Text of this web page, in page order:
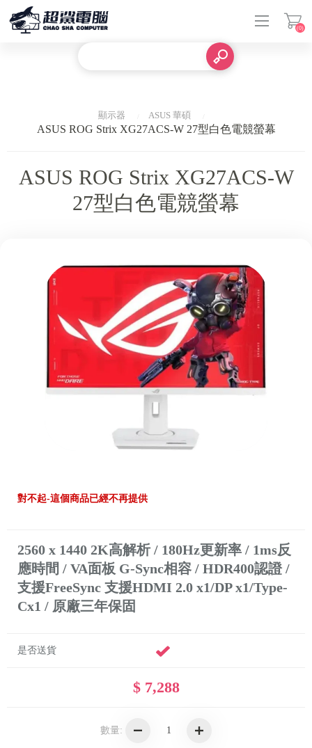
(0)
顯示器 ASUS 華碩
ASUS ROG Strix XG27ACS-W 27型白色電競螢幕
ASUS ROG Strix XG27ACS-W
27型白色電競螢幕
對不起-這個商品已經不再提供
2560 x 1440 2K高解析 / 180Hz更新率 / 1ms反
應時間 / VA面板 G-Sync相容 / HDR400認證 /
支援FreeSync 支援HDMI 2.0 x1/DP x1/Type-
Cx1 / 原廠三年保固
是否送貨
$ 7,288
數量: